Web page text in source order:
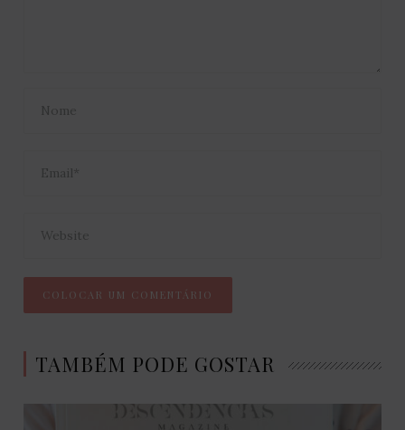
TAMBÉM PODE GOSTAR